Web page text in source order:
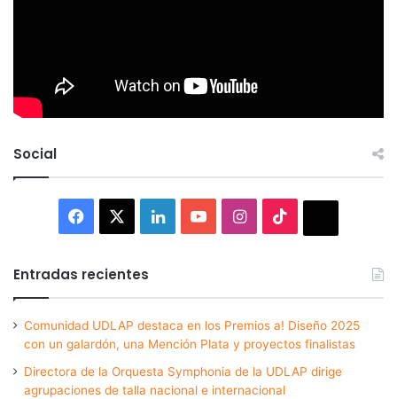
Social
Facebook LinkedInYouTubeInstagram
Entradas recientes
Comunidad UDLAP destaca en los Premios a! Diseño 2025
con un galardón, una Mención Plata y proyectos finalistas
Directora de la Orquesta Symphonia de la UDLAP dirige
agrupaciones de talla nacional e internacional